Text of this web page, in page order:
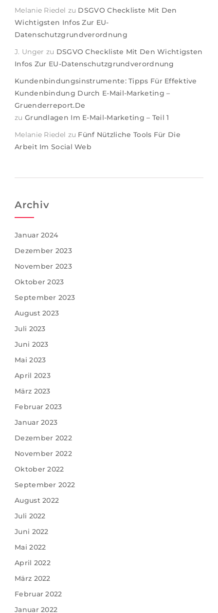
Melanie Riedel zu DSGVO Checkliste Mit Den
Wichtigsten Infos Zur EU-
Datenschutzgrundverordnung
J. Unger zu DSGVO Checkliste Mit Den Wichtigsten
Infos Zur EU-Datenschutzgrundverordnung
Kundenbindungsinstrumente: Tipps Für Effektive
Kundenbindung Durch E-Mail-Marketing –
Gruenderreport.de
zu Grundlagen Im E-Mail-Marketing – Teil 1
Melanie Riedel zu Fünf Nützliche Tools Für Die
Arbeit Im Social Web
Archiv
Januar 2024
Dezember 2023
November 2023
Oktober 2023
September 2023
August 2023
Juli 2023
Juni 2023
Mai 2023
April 2023
März 2023
Februar 2023
Januar 2023
Dezember 2022
November 2022
Oktober 2022
September 2022
August 2022
Juli 2022
Juni 2022
Mai 2022
April 2022
März 2022
Februar 2022
Januar 2022